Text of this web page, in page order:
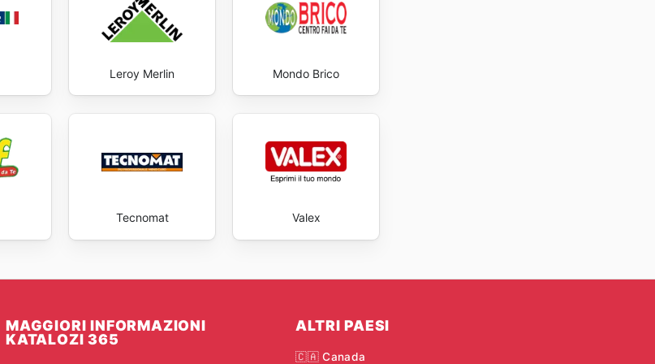
Leroy Merlin Mondo Brico
Tecnomat Valex
MAGGIORI INFORMAZIONI
KATALOZI 365
ALTRI PAESI
🇨🇦 Canada